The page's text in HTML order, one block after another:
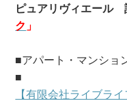
ピュアリヴィエール
ク 」
■アパート・マンショ
■
【有限会社ライブライ